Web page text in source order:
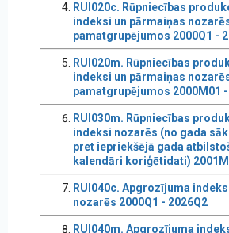
RUI020c. Rūpniecības
indeksi un pārmaiņas
pamatgrupējumos 2000Q1 -
RUI020m. Rūpniecības
indeksi un pārmaiņas
pamatgrupējumos 2000M01
RUI030m. Rūpniecības
indeksi nozarēs (no gada
pret iepriekšējā gada
kalendāri koriģētidati)
RUI040c. Apgrozījuma
nozarēs 2000Q1 - 2026Q2
RUI040m. Apgrozījuma